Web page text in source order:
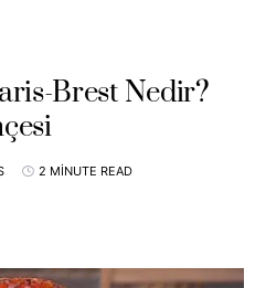
Brest Nedir?
2 MINUTE READ